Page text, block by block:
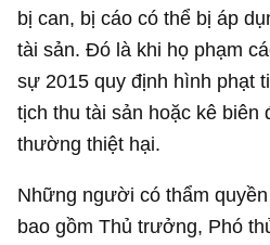
bị can, bị cáo có thể bị áp
tài sản. Đó là khi họ phạm
sự 2015 quy định hình phạt
tịch thu tài sản hoặc kê biên
thường thiệt hại.
Những người có thẩm
bao gồm Thủ trưởng, Phó